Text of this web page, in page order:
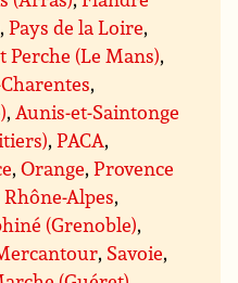
,Pays de la Loire,
Perche (Le Mans),
,
, Aunis-et-Saintonge
,PACA,
,Orange,Provence
Rhône-Alpes,
(Grenoble),
, Savoie,